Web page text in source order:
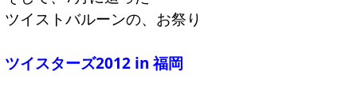
ツイストバルーンの、お祭り
ツイスターズ2012 in 福岡